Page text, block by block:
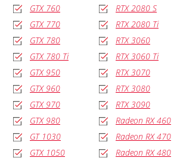
GTX 760
GTX 770
GTX 780
GTX 780 Ti
GTX 950
GTX 960
GTX 970
GTX 980
GT 1030
GTX 1050
RTX 2080 S
RTX 2080 Ti
RTX 3060
RTX 3060 Ti
RTX 3070
RTX 3080
RTX 3090
Radeon RX 460
Radeon RX 470
Radeon RX 480